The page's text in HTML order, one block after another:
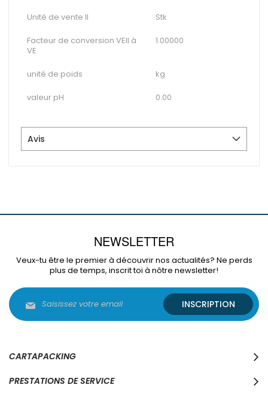
Unité de vente II Stk
Facteur de conversion VEII à
VE
1.00000
unité de poids kg
valeur pH 0.00
Avis
NEWSLETTER
Veux-tu être le premier à découvrir nos actualités? Ne perds
plus de temps, inscrit toi à nôtre newsletter!
à
notre
INSCRIPTION
CARTAPACKING
PRESTATIONS DE SERVICE